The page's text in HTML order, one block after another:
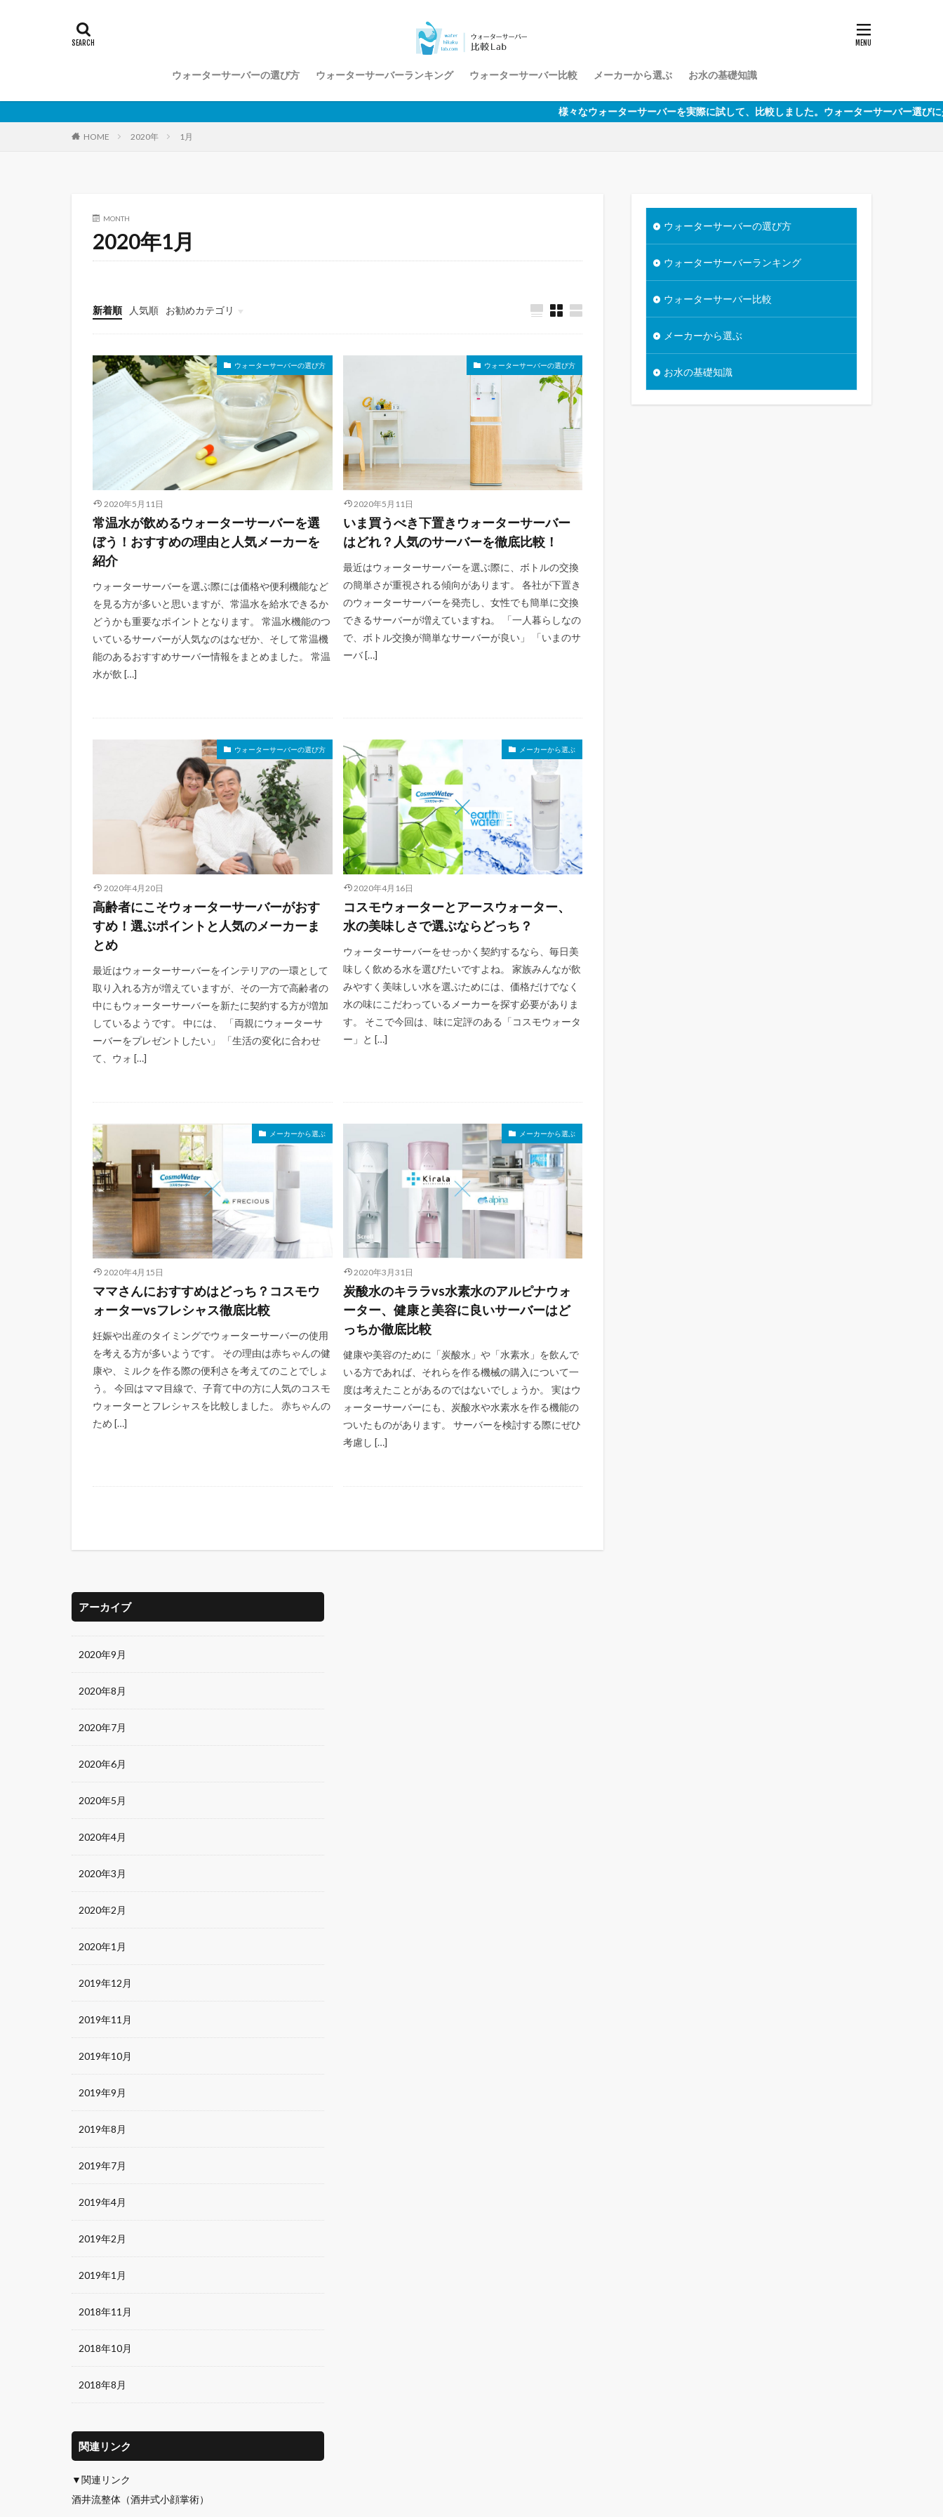
ウォーターサーバーの選び方 ウォーターサーバーランキング ウォーターサーバー比較 メーカーから選ぶ お水の基礎知識
様々なウォーターサーバーを実際に試して、比較しました。ウォーターサーバー選びに是非ご参考く
HOME 2020年 1月
MONTH
2020年1月
新着順 人気順
お勧めカテゴリ
未分類
ウォーターサーバーの選び方
2020年5月11日
常温水が飲めるウォーターサーバーを選
ぼう！おすすめの理由と人気メーカーを
紹介
ウォーターサーバーを選ぶ際には価格や便利機能など
を見る方が多いと思いますが、常温水を給水できるか
どうかも重要なポイントとなります。 常温水機能のつ
いているサーバーが人気なのはなぜか、そして常温機
能のあるおすすめサーバー情報をまとめました。 常温
水が飲 […]
ウォーターサーバーの選び方
2020年5月11日
いま買うべき下置きウォーターサーバー
はどれ？人気のサーバーを徹底比較！
最近はウォーターサーバーを選ぶ際に、ボトルの交換
の簡単さが重視される傾向があります。 各社が下置き
のウォーターサーバーを発売し、女性でも簡単に交換
できるサーバーが増えていますね。 「一人暮らしなの
で、ボトル交換が簡単なサーバーが良い」 「いまのサ
ーバ […]
ウォーターサーバーの選び方
2020年4月20日
高齢者にこそウォーターサーバーがおす
すめ！選ぶポイントと人気のメーカーま
とめ
最近はウォーターサーバーをインテリアの一環として
取り入れる方が増えていますが、その一方で高齢者の
中にもウォーターサーバーを新たに契約する方が増加
しているようです。 中には、 「両親にウォーターサ
ーバーをプレゼントしたい」 「生活の変化に合わせ
て、ウォ […]
メーカーから選ぶ
2020年4月16日
コスモウォーターとアースウォーター、
水の美味しさで選ぶならどっち？
ウォーターサーバーをせっかく契約するなら、毎日美
味しく飲める水を選びたいですよね。 家族みんなが飲
みやすく美味しい水を選ぶためには、価格だけでなく
水の味にこだわっているメーカーを探す必要がありま
す。 そこで今回は、味に定評のある「コスモウォータ
ー」と […]
メーカーから選ぶ
2020年4月15日
ママさんにおすすめはどっち？コスモウ
ォーターvsフレシャス徹底比較
妊娠や出産のタイミングでウォーターサーバーの使用
を考える方が多いようです。 その理由は赤ちゃんの健
康や、ミルクを作る際の便利さを考えてのことでしょ
う。 今回はママ目線で、子育て中の方に人気のコスモ
ウォーターとフレシャスを比較しました。 赤ちゃんの
ため […]
メーカーから選ぶ
2020年3月31日
炭酸水のキララvs水素水のアルピナウォ
ーター、健康と美容に良いサーバーはど
っちか徹底比較
健康や美容のために「炭酸水」や「水素水」を飲んで
いる方であれば、それらを作る機械の購入について一
度は考えたことがあるのではないでしょうか。 実はウ
ォーターサーバーにも、炭酸水や水素水を作る機能の
ついたものがあります。 サーバーを検討する際にぜひ
考慮し […]
ウォーターサーバーの選び方
ウォーターサーバーランキング
ウォーターサーバー比較
メーカーから選ぶ
お水の基礎知識
アーカイブ
2020年9月
2020年8月
2020年7月
2020年6月
2020年5月
2020年4月
2020年3月
2020年2月
2020年1月
2019年12月
2019年11月
2019年10月
2019年9月
2019年8月
2019年7月
2019年4月
2019年2月
2019年1月
2018年11月
2018年10月
2018年8月
関連リンク
▼関連リンク
酒井流整体（酒井式小顔掌術）